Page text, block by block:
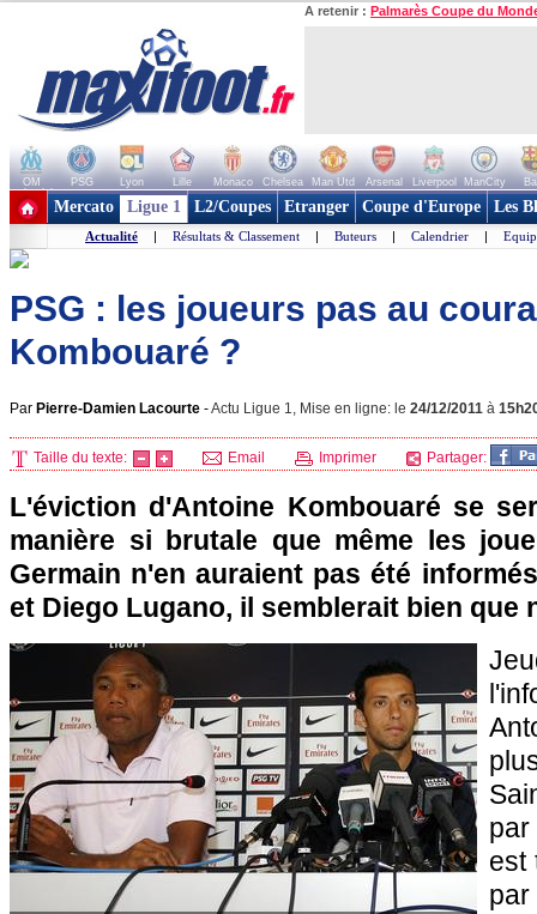
A retenir : Palmarès Coupe du
OM PSG Lyon Lille Monaco Chelsea Man Utd Arsenal Liverpool ManCity
+ de clubs
Mercato Ligue 1 L2/Coupes Etranger Coupe d'Europe Les
Actualité | Résultats & Classement | Buteurs | Calendrier |
PSG : les joueurs pas au
Kombouaré ?
Par Pierre-Damien Lacourte -Actu Ligue 1, Mise en ligne: le 24/12/2011 à
Taille du texte: Email Imprimer Partager:
L'éviction d'Antoine Kombouaré se
manière si brutale que même les
Germain n'en auraient pas été
et Diego Lugano, il semblerait bien que
est
par